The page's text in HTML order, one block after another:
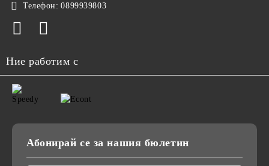
Телефон: 0899939803
Ние работим с
Абонирай се за нашия бюлетин